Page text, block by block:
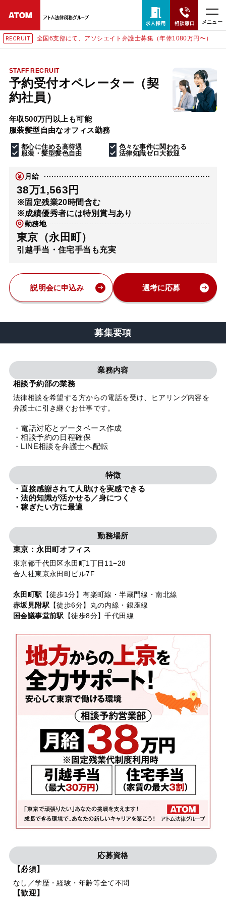
メニュー
RECRUIT 全国6支部にて、アソシエイト弁護士募集（年俸1080万円〜）
STAFF RECRUIT
予約受付オペレーター（契
約社員）
年収500万円以上も可能
服装髪型自由なオフィス勤務
都心に住める高待遇
色々な事件に関われる
服装・髪型髪色自由
法律知識ゼロ大歓迎
月給
38万1,563円
※固定残業20時間含む
※成績優秀者には特別賞与あり
勤務地
東京（永田町）
引越手当・住宅手当も充実
説明会に申込み 選考に応募
募集要項
業務内容
相談予約部の業務
法律相談を希望する方からの電話を受け、ヒアリング内容を
弁護士に引き継ぐお仕事です。
・電話対応とデータベース作成
・相談予約の日程確保
・LINE相談を弁護士へ配転
特徴
・直接感謝されて人助けを実感できる
・法的知識が活かせる／身につく
・稼ぎたい方に最適
勤務場所
東京：永田町オフィス
東京都千代田区永田町1丁目11−28
合人社東京永田町ビル7F
永田町駅 【徒歩1分】有楽町線・半蔵門線・南北線
赤坂見附駅 【徒歩6分】丸の内線・銀座線
国会議事堂前駅
【徒歩8分】千代田線
応募資格
【必須】
なし／学歴・経験・年齢等全て不問
【歓迎】
24時間365日全国対応
無料相談窓口はこちら
電話・LINE・メールで相談予約受付中
ホーム
取扱分野
解決実績
アクセス
弁護士・税理士
費用
特設サイト
相談先情報サイト
プライバシーポリシー 利用規約 内部通報
TikTok受賞